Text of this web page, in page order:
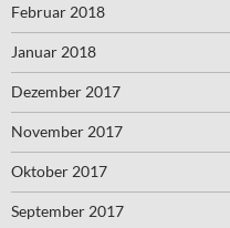
Februar 2018
Januar 2018
Dezember 2017
November 2017
Oktober 2017
September 2017